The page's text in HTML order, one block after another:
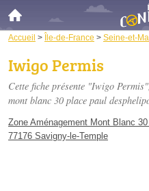
Accueil > Île-de-France > Seine-et-
Iwigo Permis
Cette fiche présente "Iwigo
mont blanc 30 place paul
Zone Aménagement Mont Blanc
77176 Savigny-le-Temple